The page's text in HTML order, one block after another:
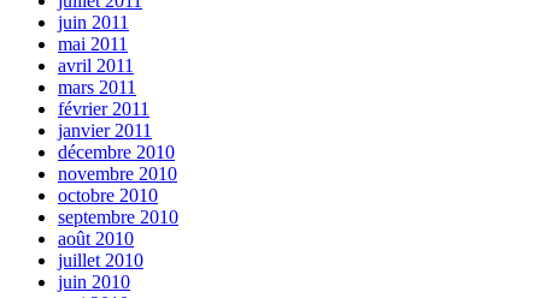
juin 2011
mai 2011
avril 2011
mars 2011
février 2011
janvier 2011
décembre 2010
novembre 2010
octobre 2010
septembre 2010
août 2010
juillet 2010
juin 2010